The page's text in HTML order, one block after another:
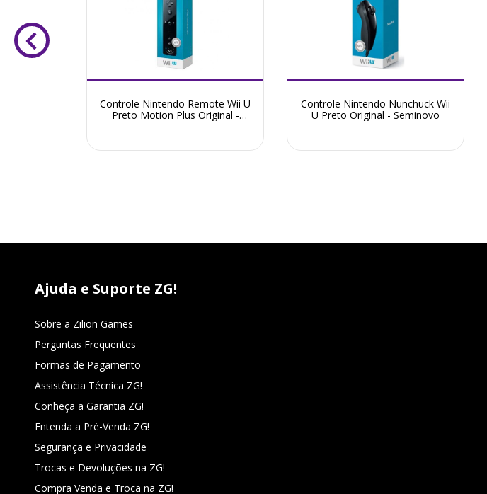
Controle Nintendo Remote Wii U
Preto Motion Plus Original -
Controle Nintendo Nunchuck Wii
U Preto Original - Seminovo
Ajuda e Suporte ZG!
Sobre a Zilion Games
Perguntas Frequentes
Formas de Pagamento
Assistência Técnica ZG!
Conheça a Garantia ZG!
Entenda a Pré-Venda ZG!
Segurança e Privacidade
Trocas e Devoluções na ZG!
Compra Venda e Troca na ZG!